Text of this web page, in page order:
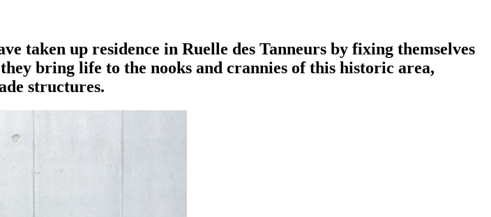
taken up residence in Ruelle des Tanneurs by fixing themselves
bring life to the nooks and crannies of this historic area,
structures.